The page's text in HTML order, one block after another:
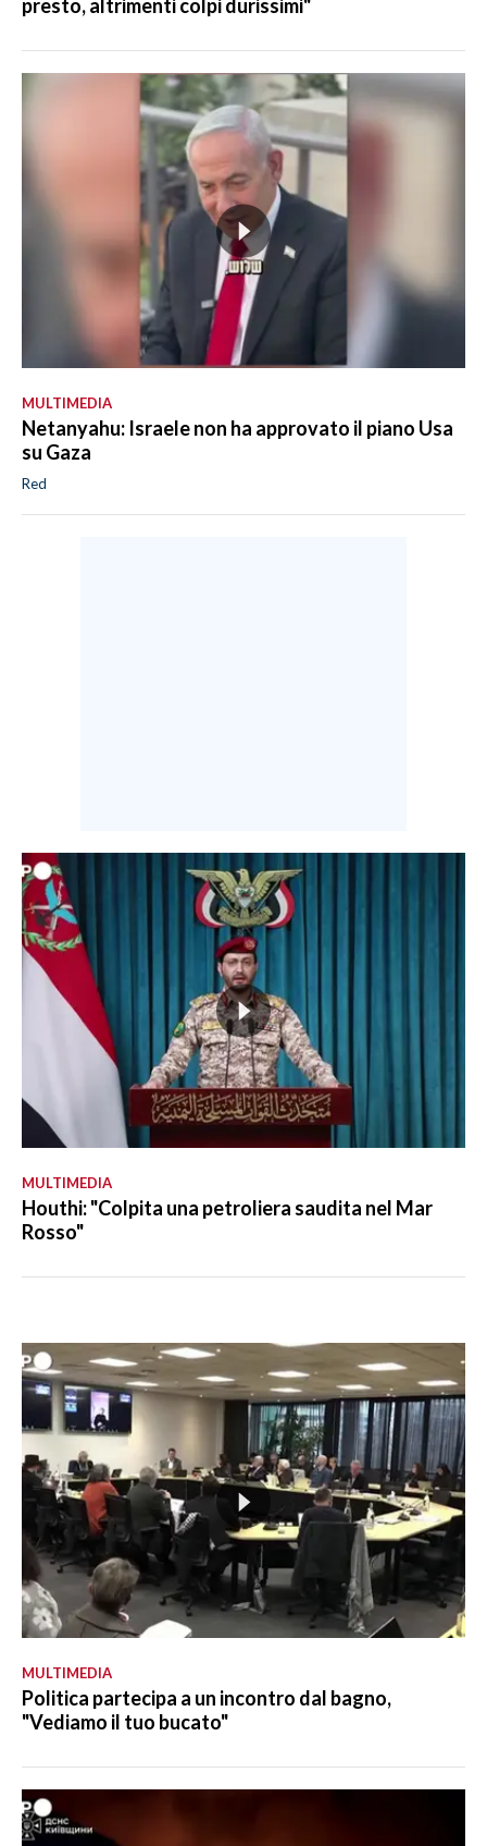
presto, altrimenti colpi durissimi"
MULTIMEDIA
Netanyahu: Israele non ha approvato il piano Usa
su Gaza
Red
MULTIMEDIA
Houthi: "Colpita una petroliera saudita nel Mar
Rosso"
MULTIMEDIA
Politica partecipa a un incontro dal bagno,
"Vediamo il tuo bucato"